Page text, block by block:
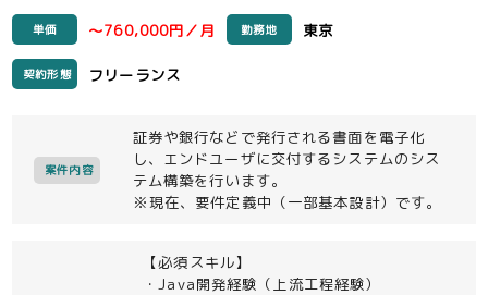
単価 ～760,000円／月 勤務地 東京
契約形態 フリーランス
案件内容
証券や銀行などで発行される書面を電子化
し、エンドユーザに交付するシステムのシス
テム構築を行います。
※現在、要件定義中（一部基本設計）です。
【必須スキル】
・Java開発経験（上流工程経験）